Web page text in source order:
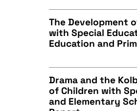
BIBTEX
CZYSTY
BIBTEX
The Development
with Special
Education and
CZYSTY
Drama and the
of Children with
and Elementary